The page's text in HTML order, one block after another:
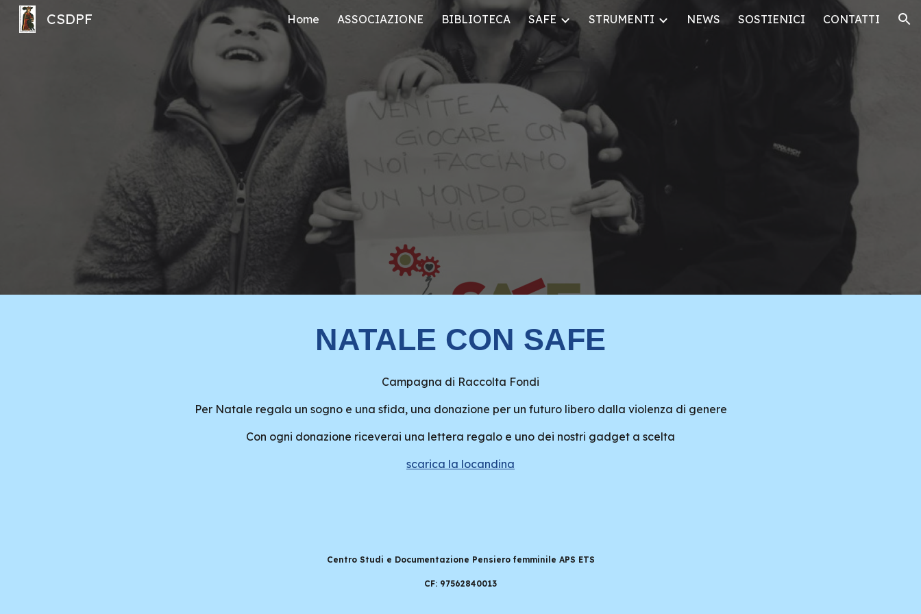
Skip to main content Skip to navigation
CSDPF Home ASSOCIAZIONE BIBLIOTECA SAFE STRUMENTI NEWS SOSTIENICI CONTATTI
NATALE CON SAFE
Campagna di Raccolta Fondi
Per Natale regala un sogno e una sfida, una donazione per un futuro libero dalla violenza di genere
Con ogni donazione riceverai una lettera regalo e uno dei nostri gadget a scelta
scarica la locandina
Centro Studi e Documentazione Pensiero femminile APS ETS
CF: 97562840013